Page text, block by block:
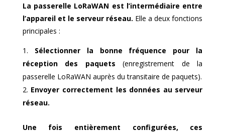
La passerelle LoRaWAN est l’intermédiaire entre
l’appareil et le serveur réseau. Elle a deux fonctions
principales :
Sélectionner la bonne fréquence pour la
réception des paquets (enregistrement de la
passerelle LoRaWAN auprès du transitaire de paquets).
Envoyer correctement les données au serveur
réseau.
Une fois entièrement configurées, ces